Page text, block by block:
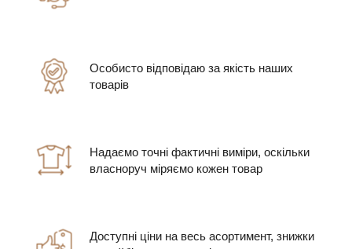
Особисто відповідаю за якість наших
товарів
Надаємо точні фактичні виміри, оскільки
власноруч міряємо кожен товар
Доступні ціни на весь асортимент, знижки